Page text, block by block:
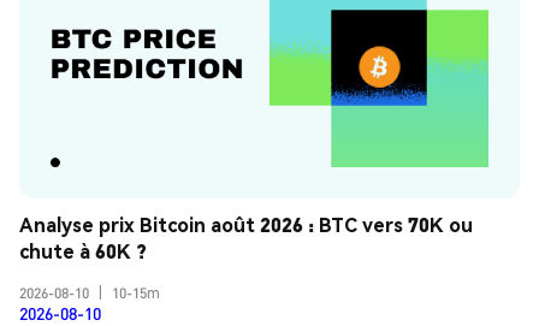
Analyse prix Bitcoin août 2026 : BTC vers 70K ou
chute à 60K ?
2026-08-10 10-15m
2026-08-10